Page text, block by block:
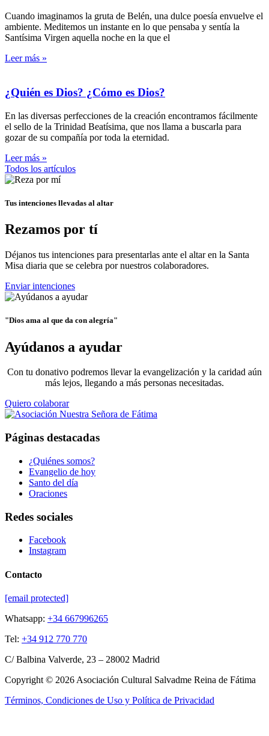
Cuando imaginamos la gruta de Belén, una dulce poesía envuelve el
ambiente. Meditemos un instante en lo que pensaba y sentía la
Santísima Virgen aquella noche en la que el
Leer más »
¿Quién es Dios? ¿Cómo es Dios?
En las diversas perfecciones de la creación encontramos fácilmente
el sello de la Trinidad Beatísima, que nos llama a buscarla para
gozar de su compañía por toda la eternidad.
Leer más »
Todos los artículos
Tus intenciones llevadas al altar
Rezamos por tí
Déjanos tus intenciones para presentarlas ante el altar en la Santa
Misa diaria que se celebra por nuestros colaboradores.
Enviar intenciones
"Dios ama al que da con alegría"
Ayúdanos a ayudar
Con tu donativo podremos llevar la evangelización y la caridad aún
más lejos, llegando a más personas necesitadas.
Quiero colaborar
Páginas destacadas
¿Quiénes somos?
Evangelio de hoy
Santo del día
Oraciones
Redes sociales
Facebook
Instagram
Contacto
[email protected]
Whatsapp: +34 667996265
Tel: +34 912 770 770
C/ Balbina Valverde, 23 – 28002 Madrid
Copyright © 2026 Asociación Cultural Salvadme Reina de Fátima
Términos, Condiciones de Uso y Política de Privacidad